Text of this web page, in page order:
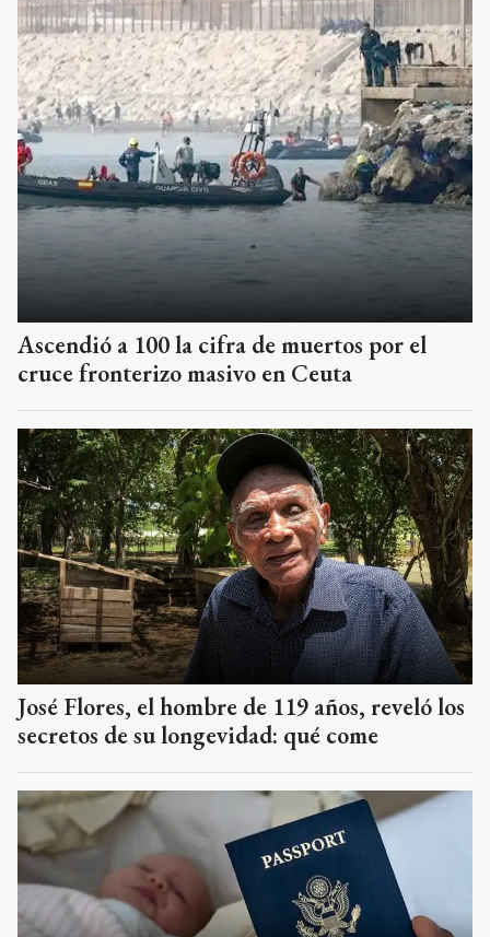
Ascendió a 100 la cifra de muertos por el
cruce fronterizo masivo en Ceuta
José Flores, el hombre de 119 años, reveló los
secretos de su longevidad: qué come